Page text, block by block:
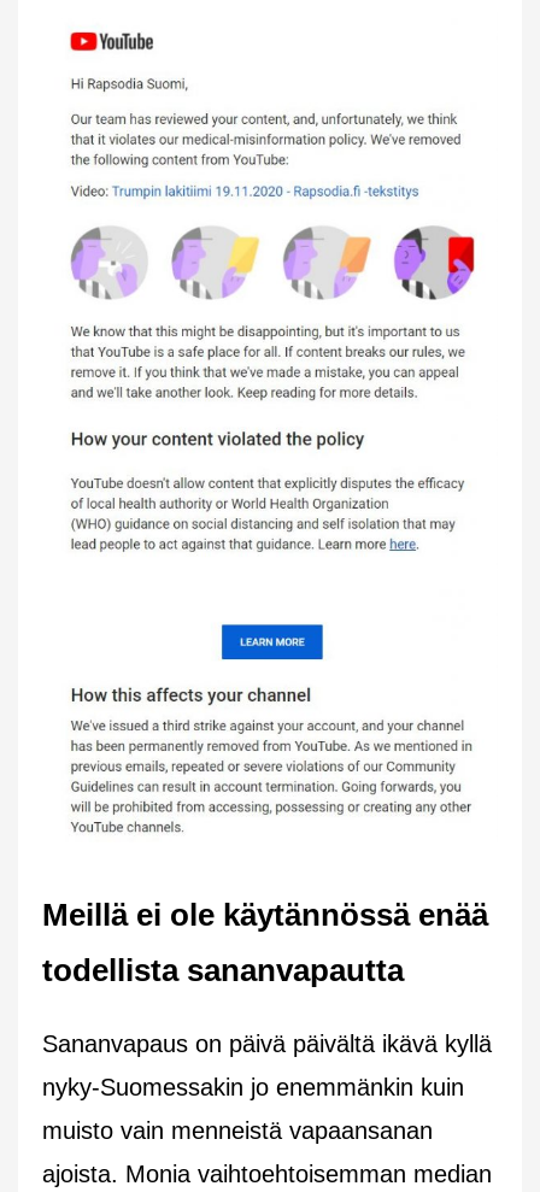
Meillä ei ole käytännössä enää
todellista sananvapautta
Sananvapaus on päivä päivältä ikävä kyllä
nyky-Suomessakin jo enemmänkin kuin
muisto vain menneistä vapaansanan
ajoista. Monia vaihtoehtoisemman median